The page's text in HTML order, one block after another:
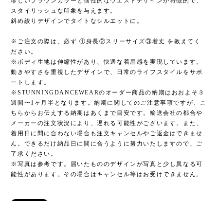
スタイリッシュな印象を与えます。
斜め絞りデザインでタイトなシルエットに。
※ご注文の際は、必ず ①身長②スリーサイズ③着丈 を教えてく
ださい。
※ボディ生地は伸縮性があり、快適な着用感を実現しています。
動きやすさを重視したデザインで、日常のライフスタイルをサポ
ートします。
※STUNNINGDANCEWEARのオーダー商品の納期はおおよそ３
週間〜1ヶ月半となります。納期に関してのご注意事項ですが、こ
ちらからお伝えする納期はあくまで目安です。輸送会社の都合や
メーカーの注文状況により、遅れる可能性がございます。また、
着用日に間に合わない場合も注文キャンセルやご返金はできませ
ん。できるだけ納品日に間に合うように努力いたしますので、ご
了承ください。
※写真は参考です。届いたもののデザインが写真と少し異なる可
能性があります。その場合はキャンセル等はお受けできません。